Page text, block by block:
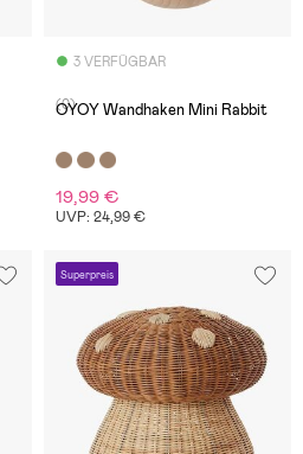
3 VERFÜGBAR
(0)
OYOY Wandhaken Mini Rabbit
19,99 €
UVP: 24,99 €
Superpreis